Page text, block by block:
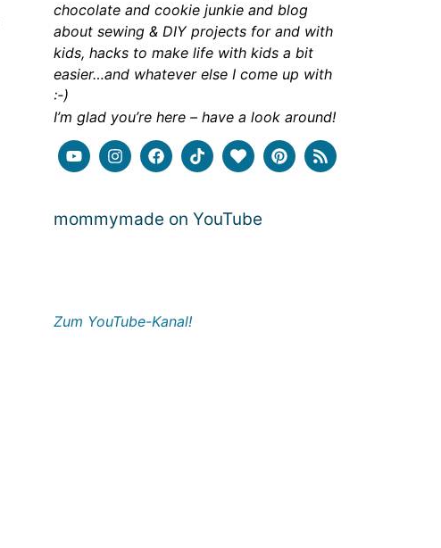
chocolate and cookie junkie and blog
about sewing & DIY projects for and with
kids, hacks to make life with kids a bit
easier…and whatever else I come up with
:-)
I’m glad you’re here – have a look around!
mommymade on YouTube
Zum YouTube-Kanal!